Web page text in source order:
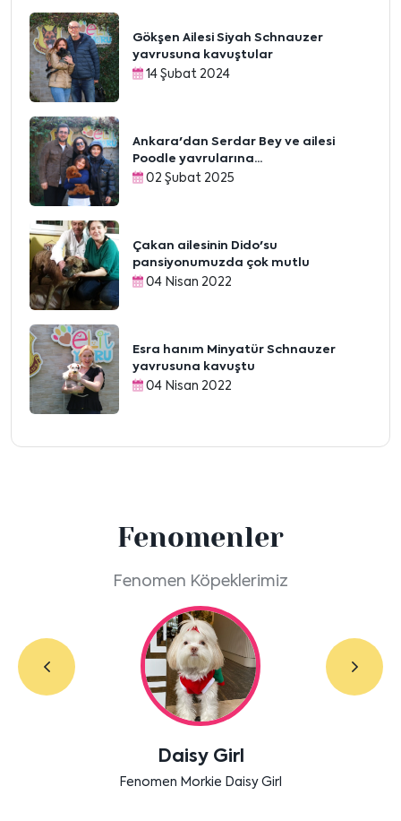
Gökşen Ailesi Siyah Schnauzer
yavrusuna kavuştular
14 Şubat 2024
Ankara'dan Serdar Bey ve ailesi
Poodle yavrularına...
02 Şubat 2025
Çakan ailesinin Dido'su
pansiyonumuzda çok mutlu
04 Nisan 2022
Esra hanım Minyatür Schnauzer
yavrusuna kavuştu
04 Nisan 2022
Fenomenler
Fenomen Köpeklerimiz
Labradoodle Bruno
Bensu Soral'ın dostu Bruno